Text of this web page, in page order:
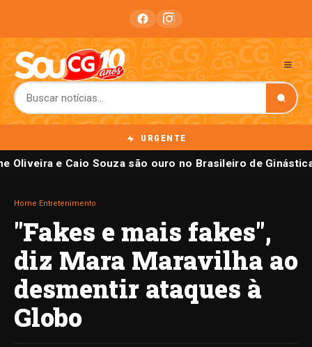
URGENTE
Oliveira e Caio Souza são ouro no Brasileiro de Ginástica
Home Entretenimento
"Fakes e mais fakes",
diz Mara Maravilha ao
desmentir ataques à
Globo